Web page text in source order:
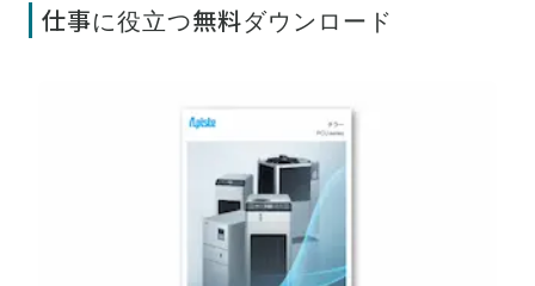
仕事に役立つ無料ダウンロード